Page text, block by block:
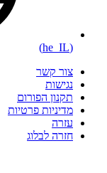
(he_IL)
צור קשר
נגישות
תקנון הפורום
מדיניות פרטיות
עזרה
חזרה לבלוג